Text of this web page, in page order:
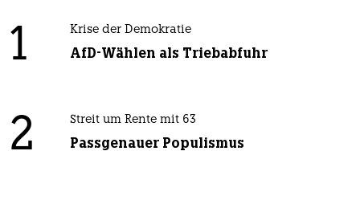
1 Krise der Demokratie
AfD-Wählen als Triebabfuhr
2 Streit um Rente mit 63
Passgenauer Populismus